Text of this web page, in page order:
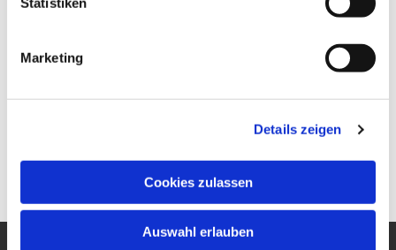
Marketing
Details zeigen
Cookies zulassen
Auswahl erlauben